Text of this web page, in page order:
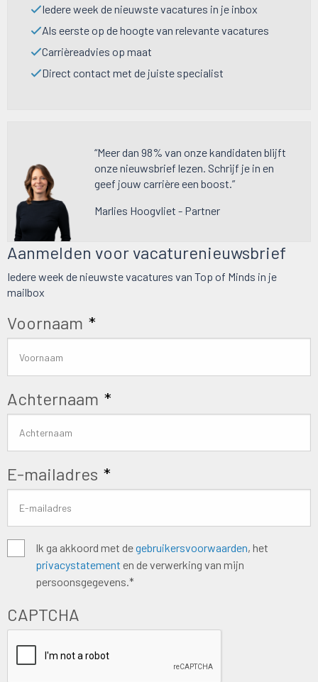
Iedere week de nieuwste vacatures in je inbox
Als eerste op de hoogte van relevante vacatures
Carrièreadvies op maat
Direct contact met de juiste specialist
“Meer dan 98% van onze kandidaten blijft
onze nieuwsbrief lezen. Schrijf je in en
geef jouw carrière een boost.”
Marlies Hoogvliet - Partner
Aanmelden voor vacaturenieuwsbrief
Iedere week de nieuwste vacatures van Top of Minds in je
mailbox
Voornaam *
Achternaam *
E-mailadres *
Algemene
voorwaarden *
Ik ga akkoord met degebruikersvoorwaarden, het
privacystatement en de verwerking van mijn
persoonsgegevens.*
CAPTCHA